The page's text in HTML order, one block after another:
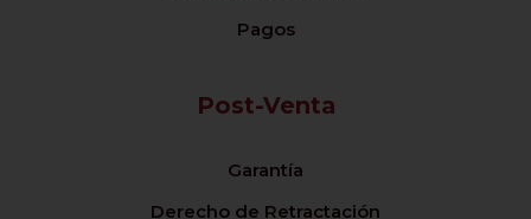
Pagos
Post-Venta
Garantía
Derecho de Retractación